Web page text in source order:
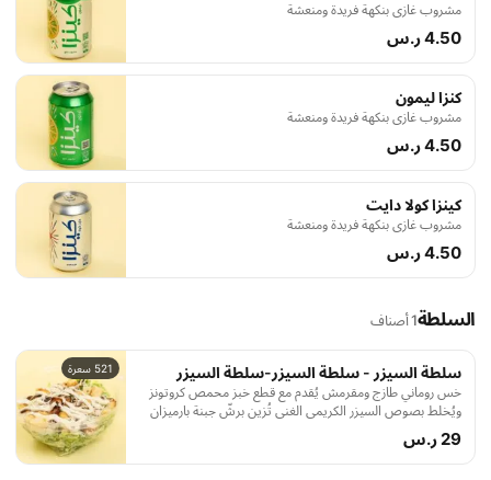
مشروب غازي بنكهة فريدة ومنعشة
4.50 ر.س
كنزا ليمون
مشروب غازي بنكهة فريدة ومنعشة
4.50 ر.س
كينزا كولا دايت
مشروب غازي بنكهة فريدة ومنعشة
4.50 ر.س
السلطة1 أصناف
521 سعرة سلطة السيزر - سلطة السيزر-سلطة السيزر
خس روماني طازج ومقرمش يُقدم مع قطع خبز محمص كروتونز
ويُخلط بصوص السيزر الكريمي الغني تُزين برشّ جبنة بارميزان
إضافية وشرائح صدور الدجاج لمذاق متوازن بين الكريمي والمالح
والمنعش
29 ر.س